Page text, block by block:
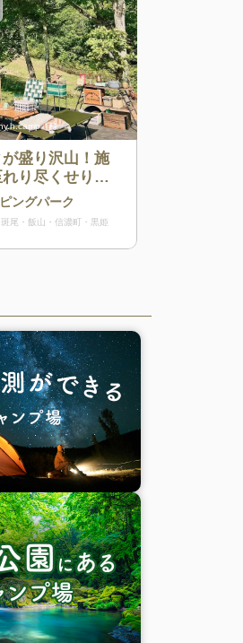
様
盛り沢山！施
り尽くせりな
ングパーク
斑尾・飯山・信濃町・黒姫